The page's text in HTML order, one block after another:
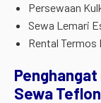
Persewaan
Sewa Lemari
Rental Termos
Sewa